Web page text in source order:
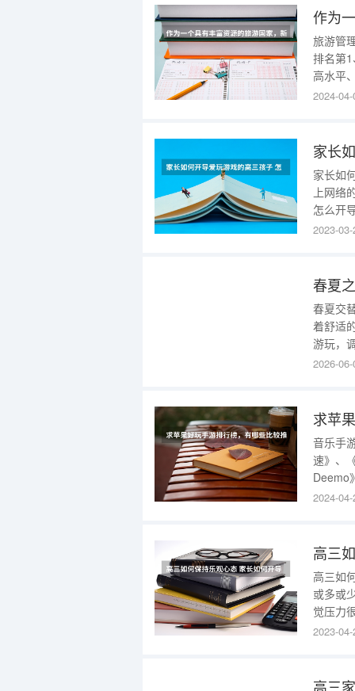
眺，俯
旅游管
排名第
高水平
中国顶
2024-
家长如
上网络
怎么开
的高三
厅，不
2023-
春夏
春夏交
着舒适
游玩，
温湿度
走，感
2026-
求苹
音乐手
速》、
Deemo
化》、
2024-
高三如
或多或
觉压力
编整理
走悲观
2023-
高三